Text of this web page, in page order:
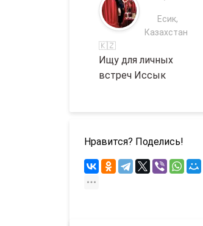
Есик,
Казахстан
🇰🇿
Ищу для личных
встреч Иссык
Нравится? Поделись!